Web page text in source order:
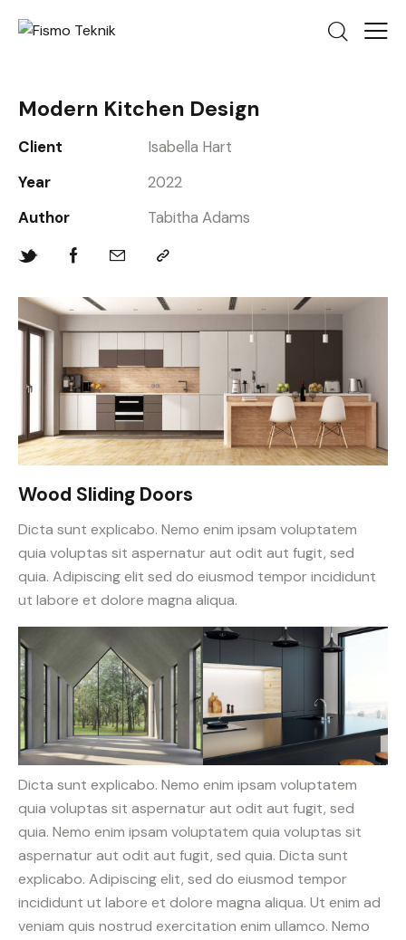
Modern Kitchen Design
Client
Isabella Hart
Year
2022
Author
Tabitha Adams
Wood Sliding Doors
Dicta sunt explicabo. Nemo enim ipsam voluptatem
quia voluptas sit aspernatur aut odit aut fugit, sed
quia. Adipiscing elit sed do eiusmod tempor incididunt
ut labore et dolore magna aliqua.
Dicta sunt explicabo. Nemo enim ipsam voluptatem
quia voluptas sit aspernatur aut odit aut fugit, sed
quia. Nemo enim ipsam voluptatem quia voluptas sit
aspernatur aut odit aut fugit, sed quia. Dicta sunt
explicabo. Adipiscing elit, sed do eiusmod tempor
incididunt ut labore et dolore magna aliqua. Ut enim ad
veniam quis nostrud exercitation enim ullamco. Nemo